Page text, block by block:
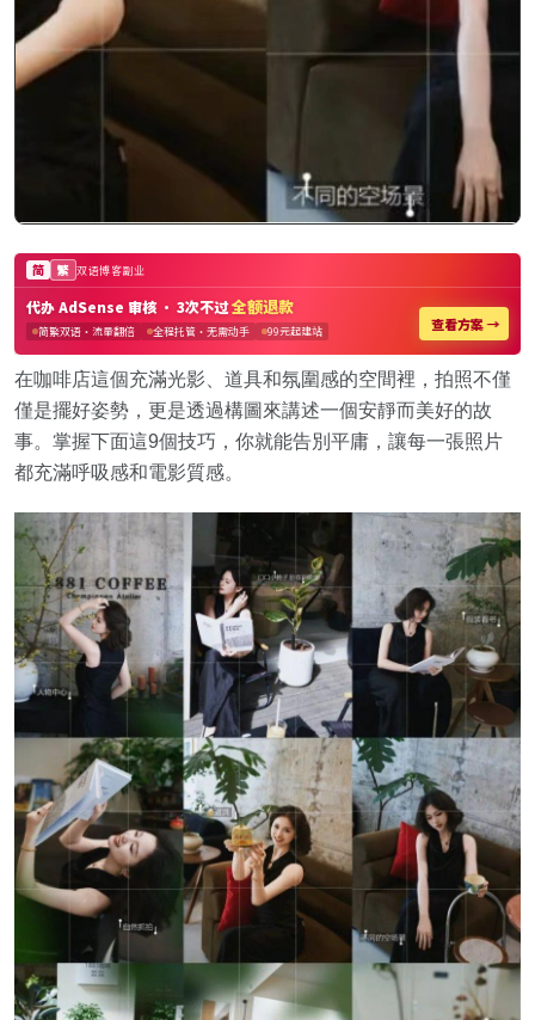
在咖啡店這個充滿光影、道具和氛圍感的空間裡，拍照不僅
僅是擺好姿勢，更是透過構圖來講述一個安靜而美好的故
事。掌握下面這9個技巧，你就能告別平庸，讓每一張照片
都充滿呼吸感和電影質感。